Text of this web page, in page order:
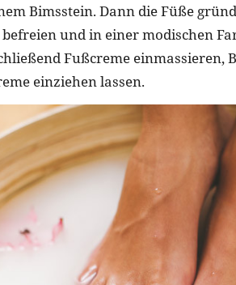
Bimsstein. Dann die Füße
und in einer modischen
Fußcreme einmassieren,
einziehen lassen.